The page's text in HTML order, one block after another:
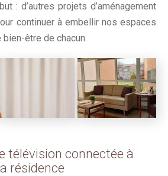
: d’autres projets d’aménagement
continuer à embellir nos espaces
être de chacun.
télévision connectée à
résidence